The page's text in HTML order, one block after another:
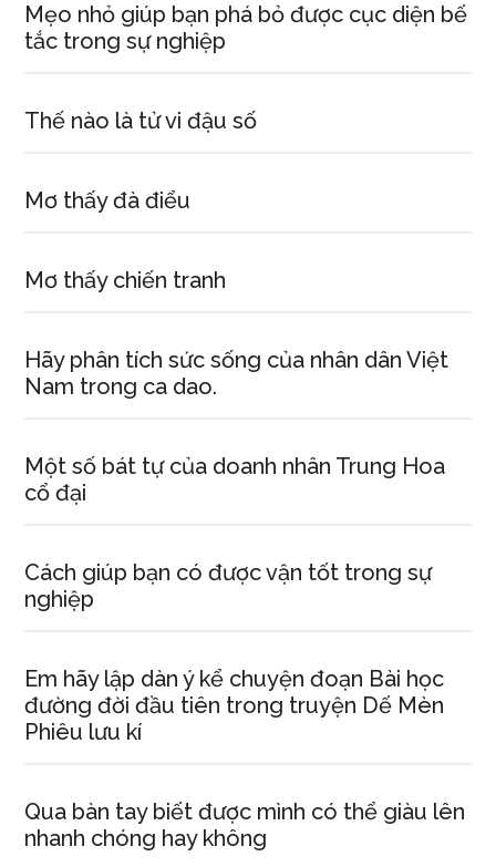
Mẹo nhỏ giúp bạn phá bỏ được cục diện bế
tắc trong sự nghiệp
Thế nào là tử vi đậu số
Mơ thấy đà điểu
Mơ thấy chiến tranh
Hãy phân tích sức sống của nhân dân Việt
Nam trong ca dao.
Một số bát tự của doanh nhân Trung Hoa
cổ đại
Cách giúp bạn có được vận tốt trong sự
nghiệp
Em hãy lập dàn ý kể chuyện đoạn Bài học
đường đời đầu tiên trong truyện Dế Mèn
Phiêu lưu kí
Qua bàn tay biết được mình có thể giàu lên
nhanh chóng hay không